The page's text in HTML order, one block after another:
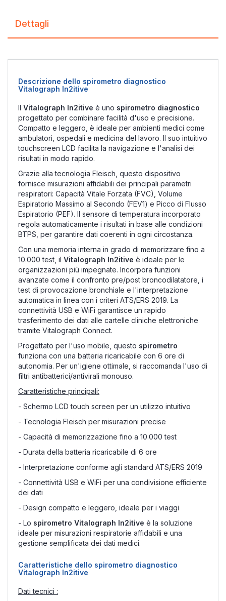
Dettagli
Descrizione dello spirometro diagnostico
Vitalograph In2itive
Il Vitalograph In2itive è uno spirometro diagnostico
progettato per combinare facilità d'uso e precisione.
Compatto e leggero, è ideale per ambienti medici come
ambulatori, ospedali e medicina del lavoro. Il suo intuitivo
touchscreen LCD facilita la navigazione e l'analisi dei
risultati in modo rapido.
Grazie alla tecnologia Fleisch, questo dispositivo
fornisce misurazioni affidabili dei principali parametri
respiratori: Capacità Vitale Forzata (FVC), Volume
Espiratorio Massimo al Secondo (FEV1) e Picco di Flusso
Espiratorio (PEF). Il sensore di temperatura incorporato
regola automaticamente i risultati in base alle condizioni
BTPS, per garantire dati coerenti in ogni circostanza.
Con una memoria interna in grado di memorizzare fino a
10.000 test, il Vitalograph In2itive è ideale per le
organizzazioni più impegnate. Incorpora funzioni
avanzate come il confronto pre/post broncodilatatore, i
test di provocazione bronchiale e l'interpretazione
automatica in linea con i criteri ATS/ERS 2019. La
connettività USB e WiFi garantisce un rapido
trasferimento dei dati alle cartelle cliniche elettroniche
tramite Vitalograph Connect.
Progettato per l'uso mobile, questo spirometro
funziona con una batteria ricaricabile con 6 ore di
autonomia. Per un'igiene ottimale, si raccomanda l'uso di
filtri antibatterici/antivirali monouso.
Caratteristiche principali:
- Schermo LCD touch screen per un utilizzo intuitivo
- Tecnologia Fleisch per misurazioni precise
- Capacità di memorizzazione fino a 10.000 test
- Durata della batteria ricaricabile di 6 ore
- Interpretazione conforme agli standard ATS/ERS 2019
- Connettività USB e WiFi per una condivisione efficiente
dei dati
- Design compatto e leggero, ideale per i viaggi
- Lo spirometro Vitalograph In2itive è la soluzione
ideale per misurazioni respiratorie affidabili e una
gestione semplificata dei dati medici.
Caratteristiche dello spirometro diagnostico
Vitalograph In2itive
Dati tecnici :